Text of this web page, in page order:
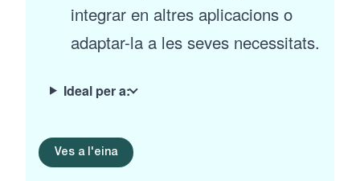
integrar en altres aplicacions o
adaptar-la a les seves necessitats.
Ideal per a:
Ves a l'eina